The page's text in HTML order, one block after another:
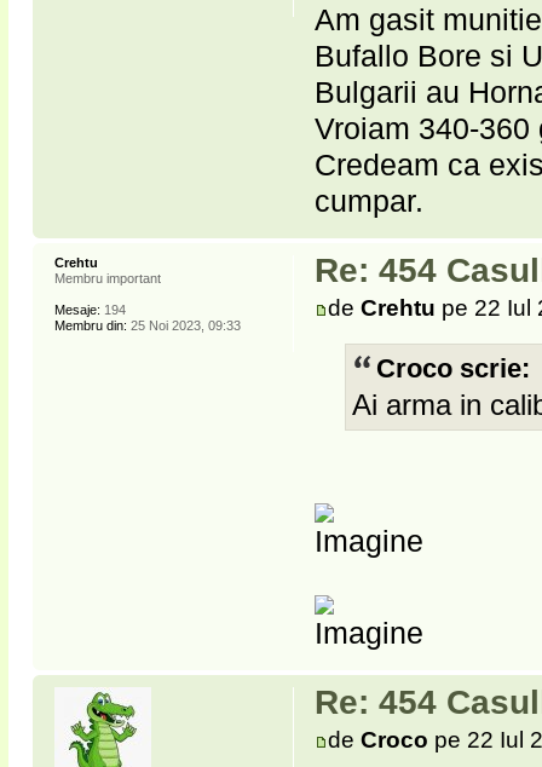
Am gasit
Bufallo Bore si
Bulgarii au
Vroiam 340-360
Credeam ca
cumpar.
Re: 454
deCrehtu pe 22 Iul
Croco scrie:
Ai arma in
Crehtu
Membru important
Mesaje: 194
Membru din: 25 Noi 2023, 09:33
Re: 454
deCroco pe 22 Iul